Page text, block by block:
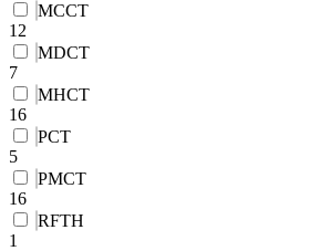
MCCT
12
MDCT
7
MHCT
16
PCT
5
PMCT
16
RFTH
1